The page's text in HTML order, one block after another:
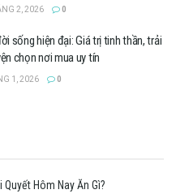
2, 2026 0
sống hiện đại: Giá trị tinh thần, trải
chọn nơi mua uy tín
1, 2026 0
Hôm Nay Ăn Gì?